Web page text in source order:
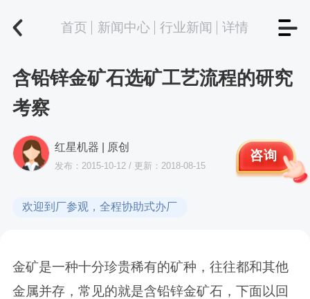
首页 新闻中心 行业新闻 详情
含铅锌金矿石选矿工艺流程的研究
考察
红星机器 | 原创
发布：2015-10-12 / 更新：2018-08-15
咨询
欢迎到厂参观，全程协助式办厂
金矿是一种十分珍贵稀有的矿种，往往都和其他
金属并存，常见的就是含铅锌金矿石，下面以回